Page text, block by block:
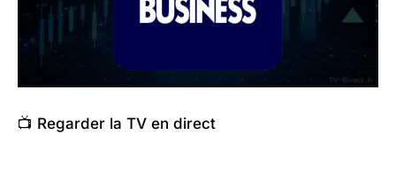
📺 Regarder la TV en direct